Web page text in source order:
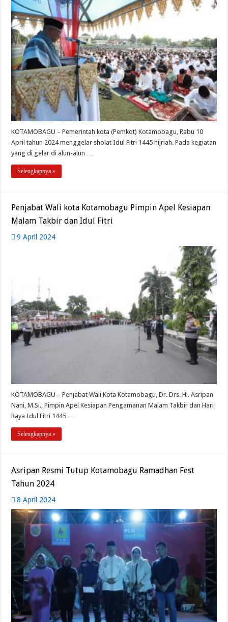
KOTAMOBAGU – Pemerintah kota (Pemkot) Kotamobagu, Rabu 10
April tahun 2024 menggelar sholat Idul Fitri 1445 hijriah. Pada kegiatan
yang di gelar di alun-alun …
Selengkapnya »
Penjabat Wali kota Kotamobagu Pimpin Apel Kesiapan
Malam Takbir dan Idul Fitri
9 April 2024
KOTAMOBAGU – Penjabat Wali Kota Kotamobagu, Dr. Drs. Hi. Asripan
Nani, M.Si., Pimpin Apel Kesiapan Pengamanan Malam Takbir dan Hari
Raya Idul Fitri 1445 …
Selengkapnya »
Asripan Resmi Tutup Kotamobagu Ramadhan Fest
Tahun 2024
8 April 2024